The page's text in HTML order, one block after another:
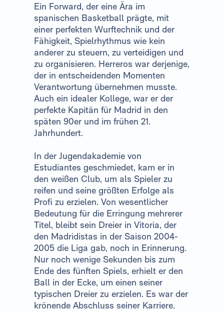
Ein Forward, der eine Ära im
spanischen Basketball prägte, mit
einer perfekten Wurftechnik und der
Fähigkeit, Spielrhythmus wie kein
anderer zu steuern, zu verteidigen und
zu organisieren. Herreros war derjenige,
der in entscheidenden Momenten
Verantwortung übernehmen musste.
Auch ein idealer Kollege, war er der
perfekte Kapitän für Madrid in den
späten 90er und im frühen 21.
Jahrhundert.
In der Jugendakademie von
Estudiantes geschmiedet, kam er in
den weißen Club, um als Spieler zu
reifen und seine größten Erfolge als
Profi zu erzielen. Von wesentlicher
Bedeutung für die Erringung mehrerer
Titel, bleibt sein Dreier in Vitoria, der
den Madridistas in der Saison 2004-
2005 die Liga gab, noch in Erinnerung.
Nur noch wenige Sekunden bis zum
Ende des fünften Spiels, erhielt er den
Ball in der Ecke, um einen seiner
typischen Dreier zu erzielen. Es war der
krönende Abschluss seiner Karriere.